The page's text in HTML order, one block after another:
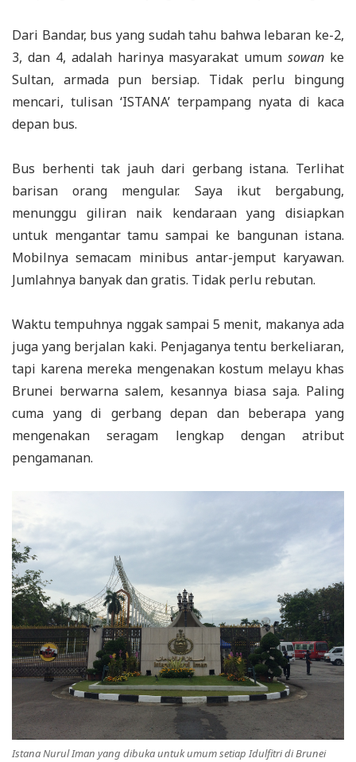
Dari Bandar, bus yang sudah tahu bahwa lebaran ke-2,
3, dan 4, adalah harinya masyarakat umumsowan ke
Sultan, armada pun bersiap. Tidak perlu bingung
mencari, tulisan ‘ISTANA’ terpampang nyata di kaca
depan bus.
Bus berhenti tak jauh dari gerbang istana. Terlihat
barisan orang mengular. Saya ikut bergabung,
menunggu giliran naik kendaraan yang disiapkan
untuk mengantar tamu sampai ke bangunan istana.
Mobilnya semacam minibus antar-jemput karyawan.
Jumlahnya banyak dan gratis. Tidak perlu rebutan.
Waktu tempuhnya nggak sampai 5 menit, makanya ada
juga yang berjalan kaki. Penjaganya tentu berkeliaran,
tapi karena mereka mengenakan kostum melayu khas
Brunei berwarna salem, kesannya biasa saja. Paling
cuma yang di gerbang depan dan beberapa yang
mengenakan seragam lengkap dengan atribut
pengamanan.
Istana Nurul Iman yang dibuka untuk umum setiap Idulfitri di Brunei